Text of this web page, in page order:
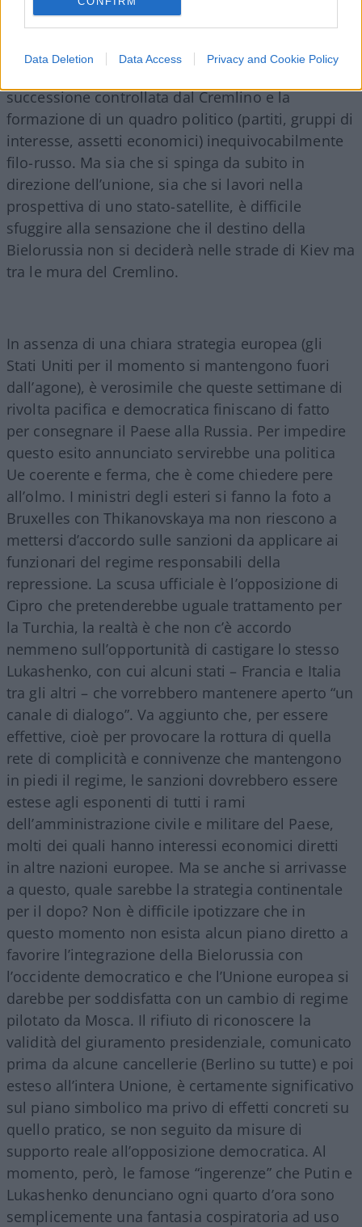
Data Deletion Data Access Privacy and Cookie Policy
assopito, che per il momento non va oltre le
dichiarazioni di circostanza. Lo scenario ideale
sarebbe una transizione addomesticata attraverso
successione controllata dal Cremlino e la
formazione di un quadro politico (partiti, gruppi di
interesse, assetti economici) inequivocabilmente
filo-russo. Ma sia che si spinga da subito in
direzione dell’unione, sia che si lavori nella
prospettiva di uno stato-satellite, è difficile
sfuggire alla sensazione che il destino della
Bielorussia non si deciderà nelle strade di Kiev ma
tra le mura del Cremlino.
In assenza di una chiara strategia europea (gli
Stati Uniti per il momento si mantengono fuori
dall’agone), è verosimile che queste settimane di
rivolta pacifica e democratica finiscano di fatto
per consegnare il Paese alla Russia. Per impedire
questo esito annunciato servirebbe una politica
Ue coerente e ferma, che è come chiedere pere
all’olmo. I ministri degli esteri si fanno la foto a
Bruxelles con Thikanovskaya ma non riescono a
mettersi d’accordo sulle sanzioni da applicare ai
funzionari del regime responsabili della
repressione. La scusa ufficiale è l’opposizione di
Cipro che pretenderebbe uguale trattamento per
la Turchia, la realtà è che non c’è accordo
nemmeno sull’opportunità di castigare lo stesso
Lukashenko, con cui alcuni stati – Francia e Italia
tra gli altri – che vorrebbero mantenere aperto “un
canale di dialogo”. Va aggiunto che, per essere
effettive, cioè per provocare la rottura di quella
rete di complicità e connivenze che mantengono
in piedi il regime, le sanzioni dovrebbero essere
estese agli esponenti di tutti i rami
dell’amministrazione civile e militare del Paese,
molti dei quali hanno interessi economici diretti
in altre nazioni europee. Ma se anche si arrivasse
a questo, quale sarebbe la strategia continentale
per il dopo? Non è difficile ipotizzare che in
questo momento non esista alcun piano diretto a
favorire l’integrazione della Bielorussia con
l’occidente democratico e che l’Unione europea si
darebbe per soddisfatta con un cambio di regime
pilotato da Mosca. Il rifiuto di riconoscere la
validità del giuramento presidenziale, comunicato
prima da alcune cancellerie (Berlino su tutte) e poi
esteso all’intera Unione, è certamente significativo
sul piano simbolico ma privo di effetti concreti su
quello pratico, se non seguito da misure di
supporto reale all’opposizione democratica. Al
momento, però, le famose “ingerenze” che Putin e
Lukashenko denunciano ogni quarto d’ora sono
semplicemente una fantasia cospiratoria ad uso